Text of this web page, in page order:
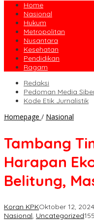
Home
Nasional
Hukum
Metropolitan
Nusantara
Kesehatan
Pendidikan
Ragam
Redaksi
Pedoman Media
Kode Etik Jurnalistik
Homepage / Nasional
Tambang
Harapan
Belitung,
Koran KPKOktober 12, 2024
Nasional, Uncategorized